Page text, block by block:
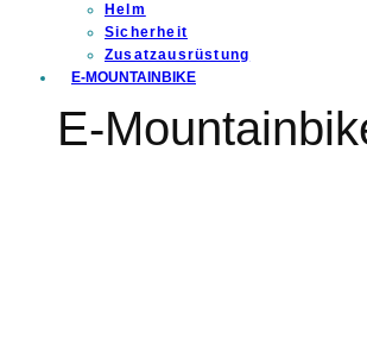
Helm
Sicherheit
Zusatzausrüstung
E-MOUNTAINBIKE
E-